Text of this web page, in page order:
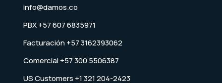
info@damos.co
PBX +57 607 6835971
Facturación +57 3162393062
Comercial +57 300 5506387
US Customers +1 321 204-2423